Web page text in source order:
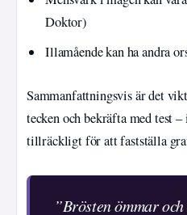
Doktor)
Illamående kan ha andra
Sammanfattningsvis är det
tecken och bekräfta med test
tillräckligt för att fastställa
”Brösten ömmar